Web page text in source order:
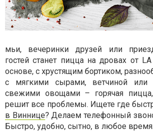
мьи, вечеринки друзей или
гостей станет пицца на дровах от
основе, с хрустящим бортиком,
с мягкими сырами, ветчиной или
свежими овощами – горячая
решит все проблемы. Ищете где
в Виннице? Делаем телефонный
Быстро, удобно, сытно, в любое время.